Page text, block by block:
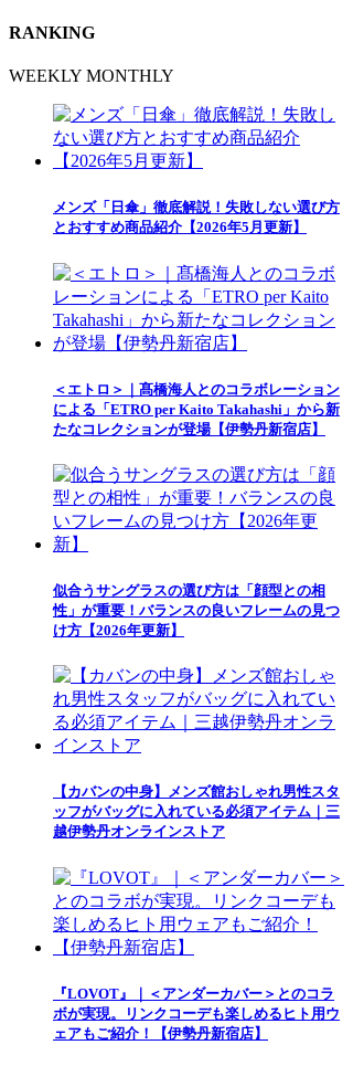
RANKING
WEEKLY MONTHLY
メンズ「日傘」徹底解説！失敗しない選び方
とおすすめ商品紹介【2026年5月更新】
＜エトロ＞｜髙橋海人とのコラボレーション
による「ETRO per Kaito Takahashi」から新
たなコレクションが登場【伊勢丹新宿店】
似合うサングラスの選び方は「顔型との相
性」が重要！バランスの良いフレームの見つ
け方【2026年更新】
【カバンの中身】メンズ館おしゃれ男性スタ
ッフがバッグに入れている必須アイテム｜三
越伊勢丹オンラインストア
『LOVOT』｜＜アンダーカバー＞とのコラ
ボが実現。リンクコーデも楽しめるヒト用ウ
ェアもご紹介！【伊勢丹新宿店】